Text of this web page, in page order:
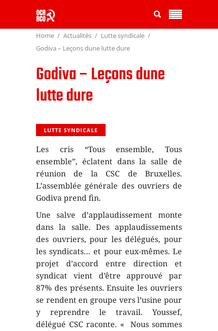
Home Actualités
Lutte syndicale
Godiva – Leçons dune lutte dure
Godiva – Leçons dune
lutte dure
LUTTE SYNDICALE
Les cris “Tous ensemble, Tous
ensemble”, éclatent dans la salle de
réunion de la CSC de Bruxelles.
L’assemblée générale des ouvriers de
Godiva prend fin.
Une salve d’applaudissement monte
dans la salle. Des applaudissements
des ouvriers, pour les délégués, pour
les syndicats… et pour eux-mêmes. Le
projet d’accord entre direction et
syndicat vient d’être approuvé par
87% des présents. Ensuite les ouvriers
se rendent en groupe vers l’usine pour
y reprendre le travail. Youssef,
délégué CSC raconte. « Nous sommes